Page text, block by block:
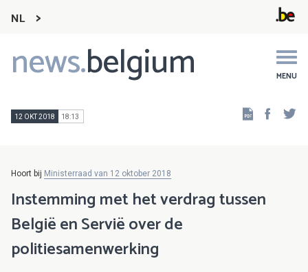
NL
news.belgium MENU
Main
navigation
12 OKT 2018 18:13
Hoort bij Ministerraad van 12 oktober 2018
Instemming met het verdrag tussen
België en Servië over de
politiesamenwerking